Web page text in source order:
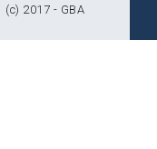
(c) 2017 - GBA